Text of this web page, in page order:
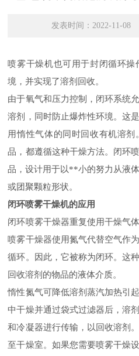
发表时间：2022-11-
喷雾干燥机也可用于封闭循环
境，并实现了溶剂回收。
由于氧气和压力控制，闭环系统
溶剂，同时防止爆炸性环境。这
用惰性气体的同时回收有机溶
品，都遵循这种干燥方法。闭环
品，设计用于以**小的努力从液
或团聚颗粒形状。
闭环喷雾干燥机的应用
闭环喷雾干燥器重复使用干燥气
喷雾干燥器使用氮气代替空气作
循环。因此，它被称为闭环。这
回收溶剂的物品的液体介质。
惰性氮气可降低溶剂蒸汽加热引
中干燥并通过袋式过滤器后，溶
和冷凝器进行传输，以回收溶剂
至干燥室。如果您需要喷雾干燥